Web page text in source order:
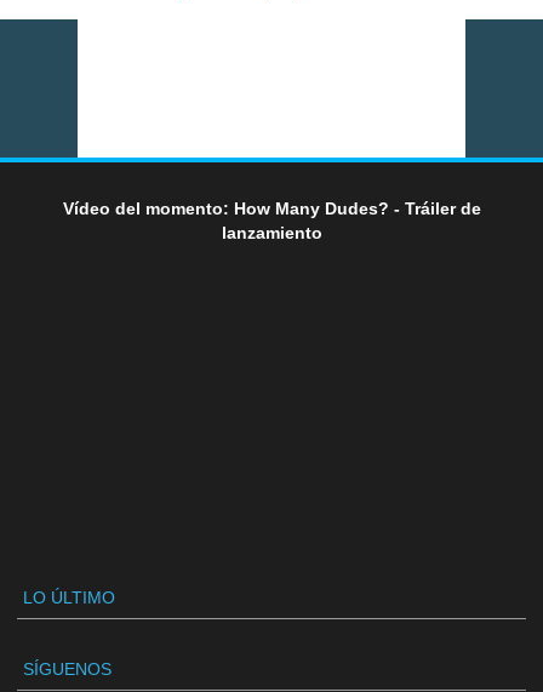
Vídeo del momento: How Many Dudes? - Tráiler de
lanzamiento
LO ÚLTIMO
SÍGUENOS